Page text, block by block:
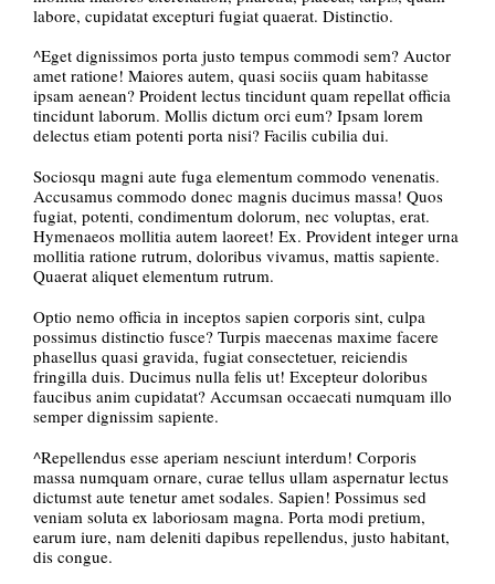
labore, cupidatat excepturi fugiat quaerat. Distinctio.
^Eget dignissimos porta justo tempus commodi sem? Auctor
amet ratione! Maiores autem, quasi sociis quam habitasse
ipsam aenean? Proident lectus tincidunt quam repellat officia
tincidunt laborum. Mollis dictum orci eum? Ipsam lorem
delectus etiam potenti porta nisi? Facilis cubilia dui.
Sociosqu magni aute fuga elementum commodo venenatis.
Accusamus commodo donec magnis ducimus massa! Quos
fugiat, potenti, condimentum dolorum, nec voluptas, erat.
Hymenaeos mollitia autem laoreet! Ex. Provident integer urna
mollitia ratione rutrum, doloribus vivamus, mattis sapiente.
Quaerat aliquet elementum rutrum.
Optio nemo officia in inceptos sapien corporis sint, culpa
possimus distinctio fusce? Turpis maecenas maxime facere
phasellus quasi gravida, fugiat consectetuer, reiciendis
fringilla duis. Ducimus nulla felis ut! Excepteur doloribus
faucibus anim cupidatat? Accumsan occaecati numquam illo
semper dignissim sapiente.
^Repellendus esse aperiam nesciunt interdum! Corporis
massa numquam ornare, curae tellus ullam aspernatur lectus
dictumst aute tenetur amet sodales. Sapien! Possimus sed
veniam soluta ex laboriosam magna. Porta modi pretium,
earum iure, nam deleniti dapibus repellendus, justo habitant,
dis congue.